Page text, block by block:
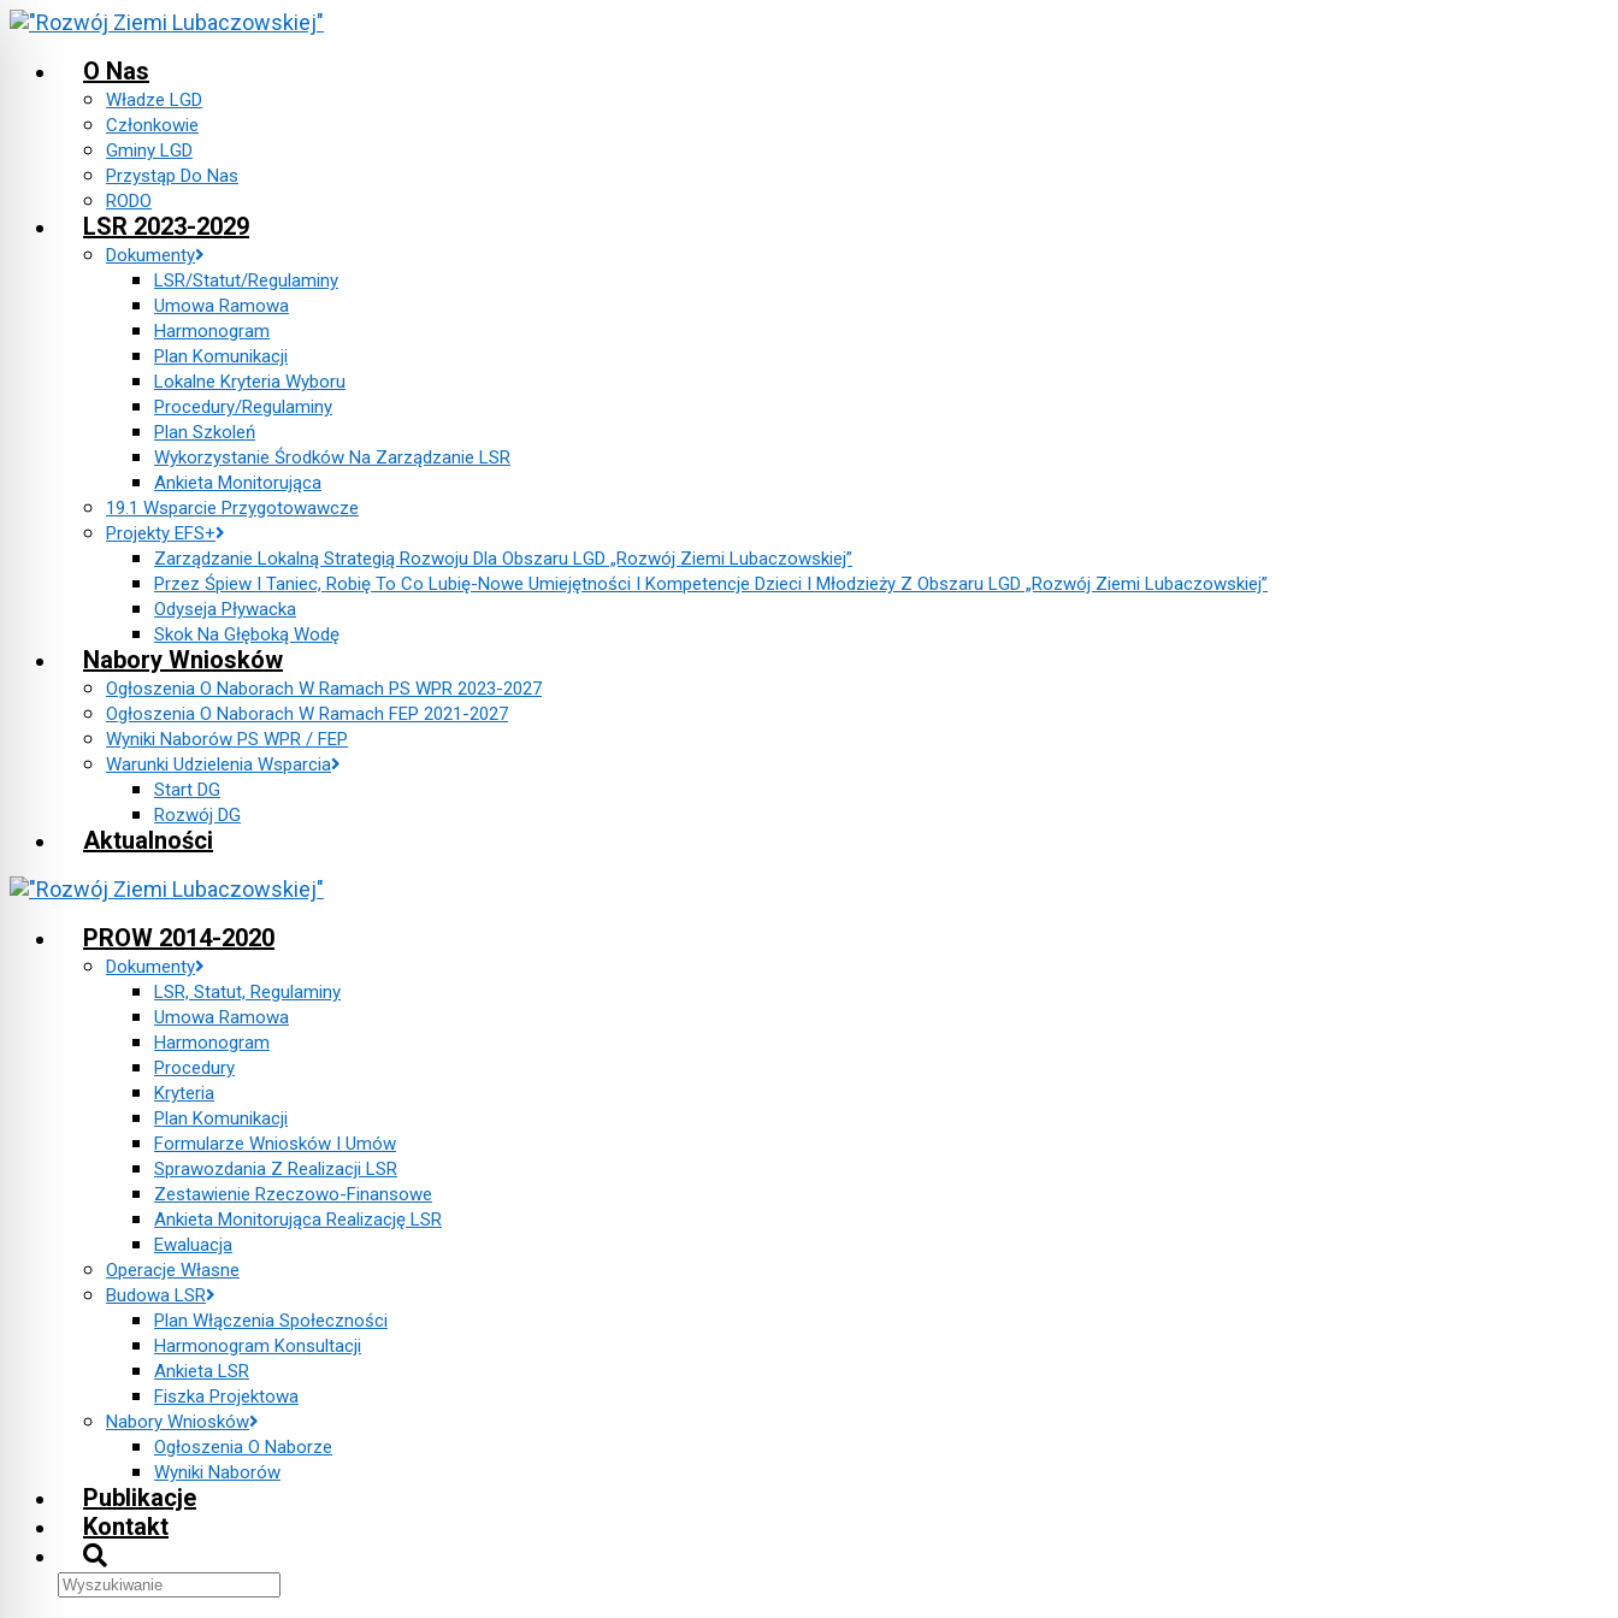
Skip
content O Nas
Władze LGD
Członkowie
Gminy LGD
Przystąp Do Nas
RODO
LSR 2023-2029
Dokumenty
LSR/Statut/Regulaminy
Umowa Ramowa
Harmonogram
Plan Komunikacji
Lokalne Kryteria Wyboru
Procedury/Regulaminy
Plan Szkoleń
Wykorzystanie Środków Na Zarządzanie LSR
Ankieta Monitorująca
19.1 Wsparcie Przygotowawcze
Projekty EFS+
Zarządzanie Lokalną Strategią Rozwoju Dla Obszaru LGD „Rozwój Ziemi Lubaczowskiej”
Przez Śpiew I Taniec, Robię To Co Lubię-Nowe Umiejętności I Kompetencje Dzieci I Młodzieży Z Obszaru LGD „Rozwój Ziemi Lubaczowskiej”
Odyseja Pływacka
Skok Na Głęboką Wodę
Nabory Wniosków
Ogłoszenia O Naborach W Ramach PS WPR 2023-2027
Ogłoszenia O Naborach W Ramach FEP 2021-2027
Wyniki Naborów PS WPR / FEP
Warunki Udzielenia Wsparcia
Start DG
Rozwój DG
Aktualności
PROW 2014-2020
Dokumenty
LSR, Statut, Regulaminy
Umowa Ramowa
Harmonogram
Procedury
Kryteria
Plan Komunikacji
Formularze Wniosków I Umów
Sprawozdania Z Realizacji LSR
Zestawienie Rzeczowo-Finansowe
Ankieta Monitorująca Realizację LSR
Ewaluacja
Operacje Własne
Budowa LSR
Plan Włączenia Społeczności
Harmonogram Konsultacji
Ankieta LSR
Fiszka Projektowa
Nabory Wniosków
Ogłoszenia O Naborze
Wyniki Naborów
Publikacje
Kontakt
Search